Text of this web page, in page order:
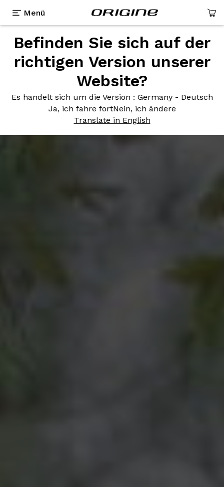
Menü
Befinden Sie sich auf der
richtigen Version unserer
Website?
Es handelt sich um die Version : Germany - Deutsch
Ja, ich fahre fortNein, ich ändere
Translate in English